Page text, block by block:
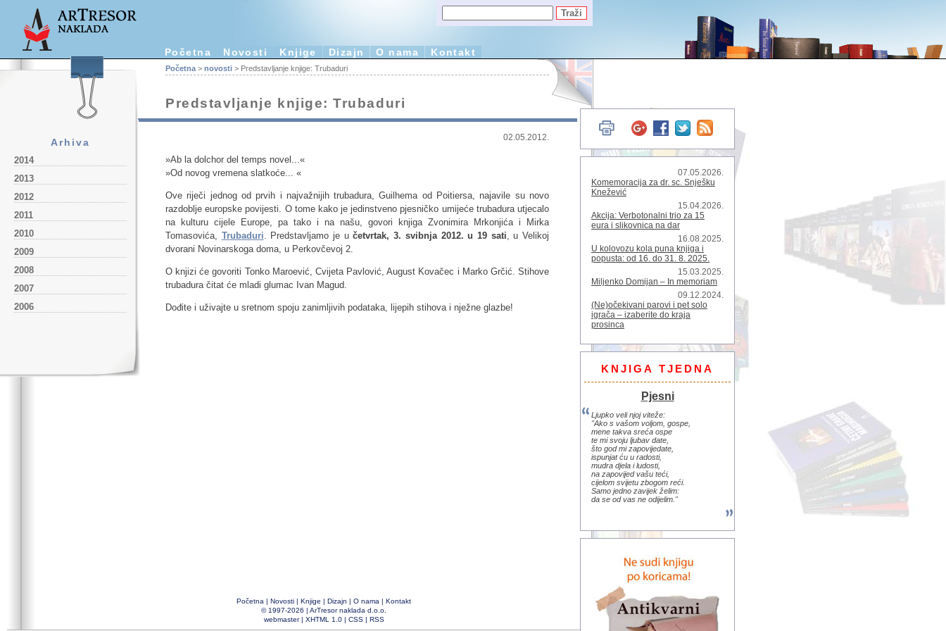
Početna Novosti Knjige Dizajn O nama Kontakt
Arhiva
2014
2013
2012
2011
2010
2009
2008
2007
2006
Početna > novosti > Predstavljanje knjige: Trubaduri
Predstavljanje knjige: Trubaduri
02.05.2012.
»Ab la dolchor del temps novel...«
»Od novog vremena slatkoće... «
Ove riječi jednog od prvih i najvažnijih trubadura, Guilhema od Poitiersa, najavile su novo
razdoblje europske povijesti. O tome kako je jedinstveno pjesničko umijeće trubadura utjecalo
na kulturu cijele Europe, pa tako i na našu, govori knjiga Zvonimira Mrkonjića i Mirka
Tomasovića, Trubaduri. Predstavljamo je učetvrtak, 3. svibnja 2012. u 19 sati, u Velikoj
dvorani Novinarskoga doma, u Perkovčevoj 2.
O knjizi će govoriti Tonko Maroević, Cvijeta Pavlović, August Kovačec i Marko Grčić. Stihove
trubadura čitat će mladi glumac Ivan Magud.
Dođite i uživajte u sretnom spoju zanimljivih podataka, lijepih stihova i nježne glazbe!
Početna | Novosti | Knjige | Dizajn | O nama | Kontakt
© 1997-2026 | ArTresor naklada d.o.o.
webmaster| XHTML 1.0| CSS| RSS
07.05.2026.
Komemoracija za dr. sc. Snješku
Knežević
15.04.2026.
Akcija: Verbotonalni trio za 15
eura i slikovnica na dar
16.08.2025.
U kolovozu kola puna knjiga i
popusta: od 16. do 31. 8. 2025.
15.03.2025.
Miljenko Domijan – In memoriam
09.12.2024.
(Ne)očekivani parovi i pet solo
igrača – izaberite do kraja
prosinca
KNJIGA TJEDNA
Pjesni
Ljupko veli njoj viteže:
"Ako s vašom voljom, gospe,
mene takva sreća ospe
te mi svoju ljubav date,
što god mi zapovijedate,
ispunjat ću u radosti,
mudra djela i ludosti,
na zapovijed vašu teći,
cijelom svijetu zbogom reći.
Samo jedno zavijek želim:
da se od vas ne odijelim."